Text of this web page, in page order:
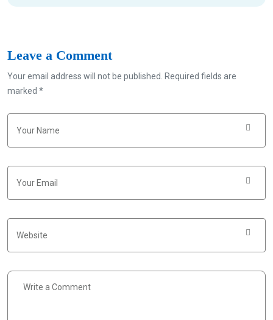
Leave a Comment
Your email address will not be published. Required fields are
marked *